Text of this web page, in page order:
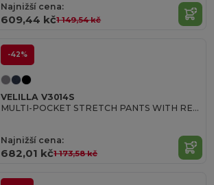
Najnižší cena:
609,44 kč1 149,54 kč
-42%
VELILLA V3014S
MULTI-POCKET STRETCH PANTS WITH REFLECTIVE STRIPES
Najnižší cena:
682,01 kč1 173,58 kč